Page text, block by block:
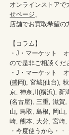
オンラインストアで
せページ
店舗でお買取希望の
【コラム】
・J・マーケット　
ので是非ご相談く
・J・マーケット　
(盛岡), 宮城(仙台),
京, 神奈川(横浜), 新
(名古屋), 三重, 滋賀
山, 鳥取, 島根, 岡山
崎, 熊本, 大分, 宮崎,
・今度使うから・